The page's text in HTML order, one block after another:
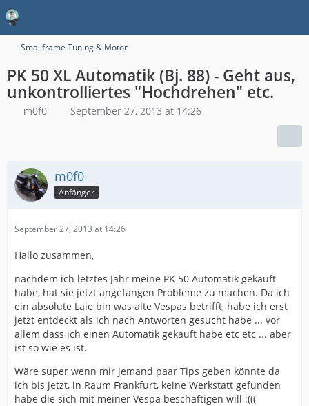
Smallframe Tuning & Motor
PK 50 XL Automatik (Bj. 88) - Geht aus,
unkontrolliertes "Hochdrehen" etc.
m0f0 September 27, 2013 at 14:26
m0f0
Anfänger
September 27, 2013 at 14:26
Hallo zusammen,
nachdem ich letztes Jahr meine PK 50 Automatik gekauft
habe, hat sie jetzt angefangen Probleme zu machen. Da ich
ein absolute Laie bin was alte Vespas betrifft, habe ich erst
jetzt entdeckt als ich nach Antworten gesucht habe ... vor
allem dass ich einen Automatik gekauft habe etc etc ... aber
ist so wie es ist.
Wäre super wenn mir jemand paar Tips geben könnte da
ich bis jetzt, in Raum Frankfurt, keine Werkstatt gefunden
habe die sich mit meiner Vespa beschäftigen will :(((